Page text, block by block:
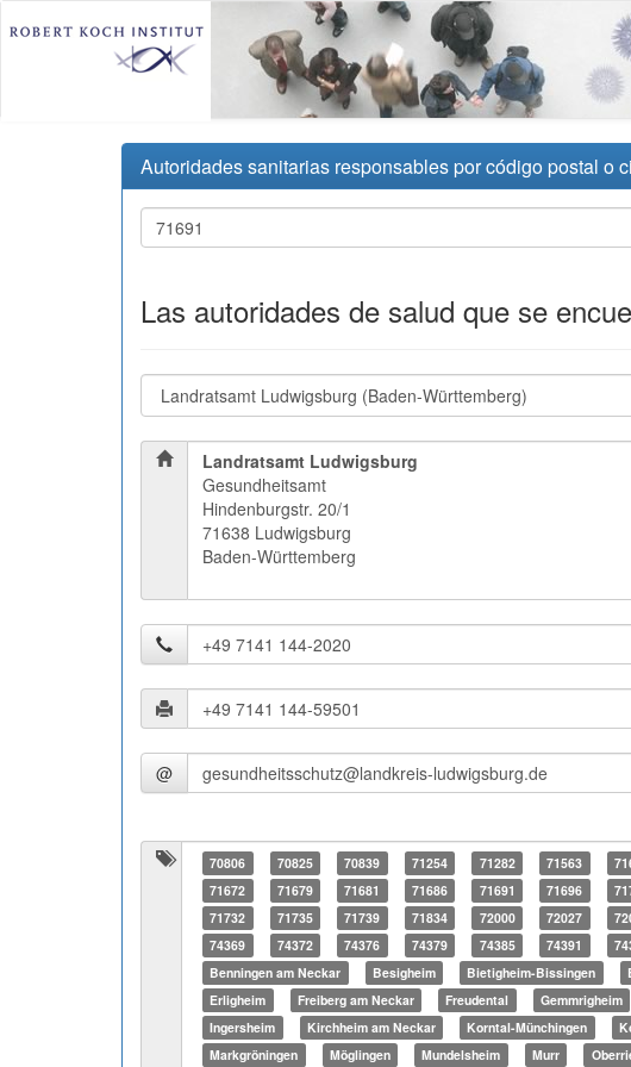
Autoridades sanitarias responsables por código postal o
Las autoridades de salud que se
Landratsamt Ludwigsburg
Gesundheitsamt
Hindenburgstr. 20/1
71638 Ludwigsburg
Baden-Württemberg
@
70806 70825 70839 71254 71282 71563
71672
71679 71681 71686 71691 71696
71732
71735 71739 71834 72000 72027
74369
74372 74376 74379 74385 74391
Benningen am Neckar
Besigheim Bietigheim-Bissingen
Erligheim
Freiberg am Neckar Freudental Gemmrigheim
Ingersheim
Kirchheim am Neckar Korntal-Münchingen
Markgröningen
Möglingen Mundelsheim Murr